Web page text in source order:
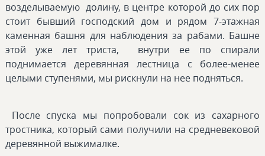
возделываемую долину, в центре которой до сих пор
стоит бывший господский дом и рядом 7-этажная
каменная башня для наблюдения за рабами. Башне
этой уже лет триста, внутри ее по спирали
поднимается деревянная лестница с более-менее
целыми ступенями, мы рискнули на нее подняться.
После спуска мы попробовали сок из сахарного
тростника, который сами получили на средневековой
деревянной выжималке.